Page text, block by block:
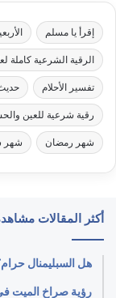
إقرأ يا مسلم
الرقية الشرعية كاملة
تفسير الأحلام
رقية شرعية للعين
شهر رمضان شهر
أكثر المقالات
هل السبليمنال
رؤية صراخ الميت